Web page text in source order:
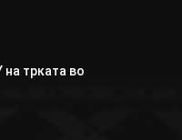
на трката во